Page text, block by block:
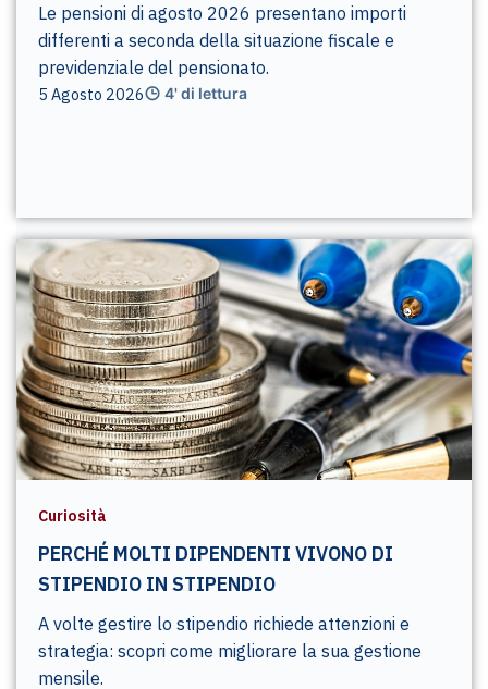
Le pensioni di agosto 2026 presentano importi
differenti a seconda della situazione fiscale e
previdenziale del pensionato.
5 Agosto 2026 4' di lettura
Curiosità
PERCHÉ MOLTI DIPENDENTI VIVONO DI
STIPENDIO IN STIPENDIO
A volte gestire lo stipendio richiede attenzioni e
strategia: scopri come migliorare la sua gestione
mensile.